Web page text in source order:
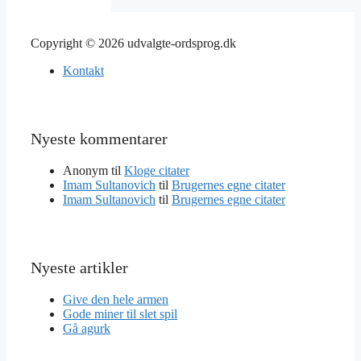
Copyright © 2026 udvalgte-ordsprog.dk
Kontakt
Nyeste kommentarer
Anonym til Kloge citater
Imam Sultanovich til Brugernes egne citater
Imam Sultanovich til Brugernes egne citater
Nyeste artikler
Give den hele armen
Gode miner til slet spil
Gå agurk